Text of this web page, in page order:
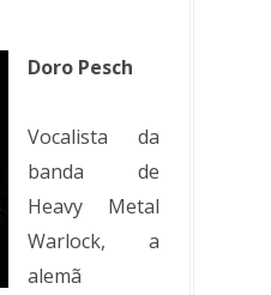
Doro Pesch
Vocalista da
banda de
Heavy Metal
Warlock, a
alemã